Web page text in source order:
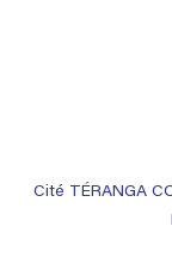
Cité TÉRANGA